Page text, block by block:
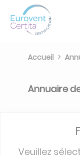
Accueil
Annuaire
Veuillez